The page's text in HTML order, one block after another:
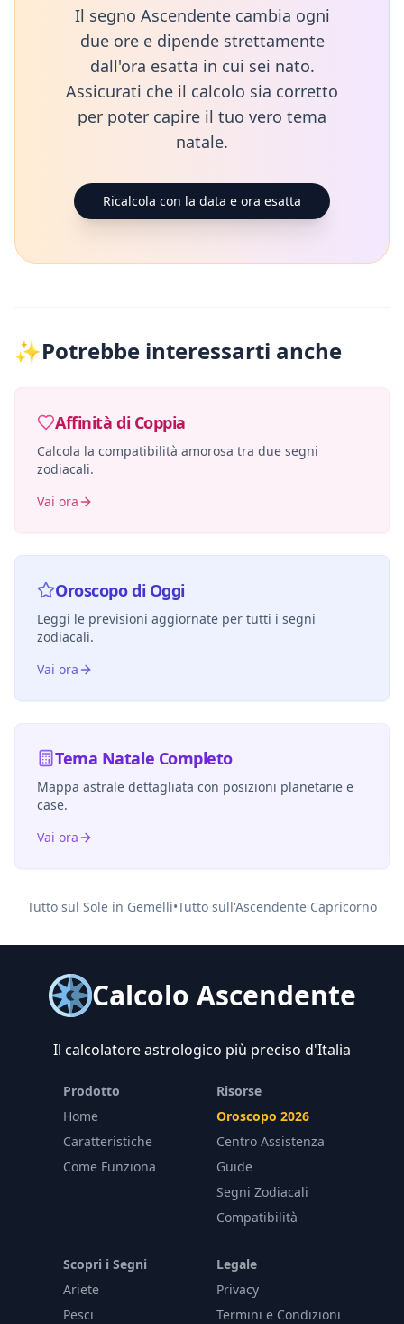
Il segno Ascendente cambia ogni
due ore e dipende strettamente
dall'ora esatta in cui sei nato.
Assicurati che il calcolo sia corretto
per poter capire il tuo vero tema
natale.
Ricalcola con la data e ora esatta
✨Potrebbe interessarti anche
Affinità di Coppia
Calcola la compatibilità amorosa tra due segni
zodiacali.
Vai ora
Oroscopo di Oggi
Leggi le previsioni aggiornate per tutti i segni
zodiacali.
Vai ora
Tema Natale Completo
Mappa astrale dettagliata con posizioni planetarie e
case.
Vai ora
Tutto sul Sole in Gemelli•Tutto sull'Ascendente Capricorno
Calcolo Ascendente
Il calcolatore astrologico più preciso d'Italia
Prodotto
Home
Caratteristiche
Come Funziona
Risorse
Oroscopo 2026
Centro Assistenza
Guide
Segni Zodiacali
Compatibilità
Scopri i Segni
Ariete
Pesci
Legale
Privacy
Termini e Condizioni